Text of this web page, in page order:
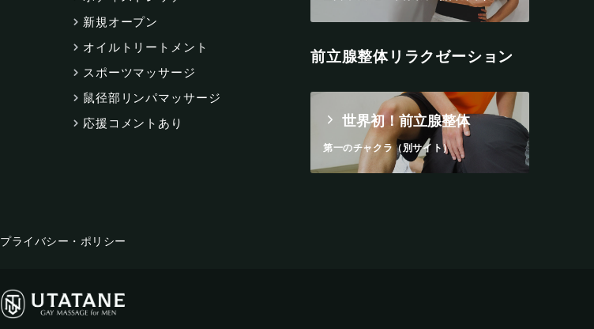
新規オープン
オイルトリートメント
スポーツマッサージ
鼠径部リンパマッサージ
応援コメントあり
前立腺整体リラクゼーション
世界初！前立腺整体
第一のチャクラ（別サイト）
プライバシー・ポリシー